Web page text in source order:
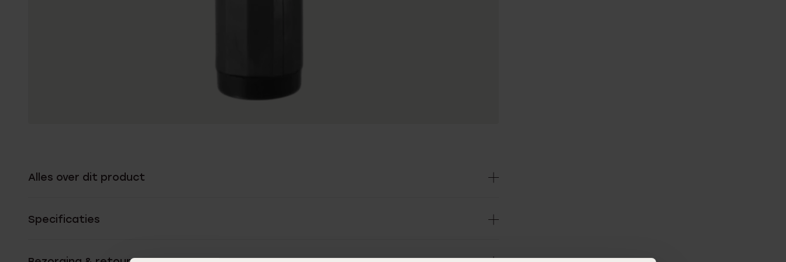
Alles over dit product
Specificaties